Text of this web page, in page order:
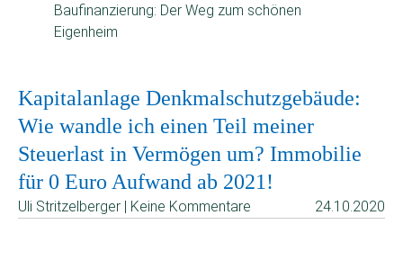
Baufinanzierung: Der Weg zum schönen
Eigenheim
Kapitalanlage Denkmalschutzgebäude:
Wie wandle ich einen Teil meiner
Steuerlast in Vermögen um? Immobilie
für 0 Euro Aufwand ab 2021!
Uli Stritzelberger | Keine Kommentare 24.10.2020